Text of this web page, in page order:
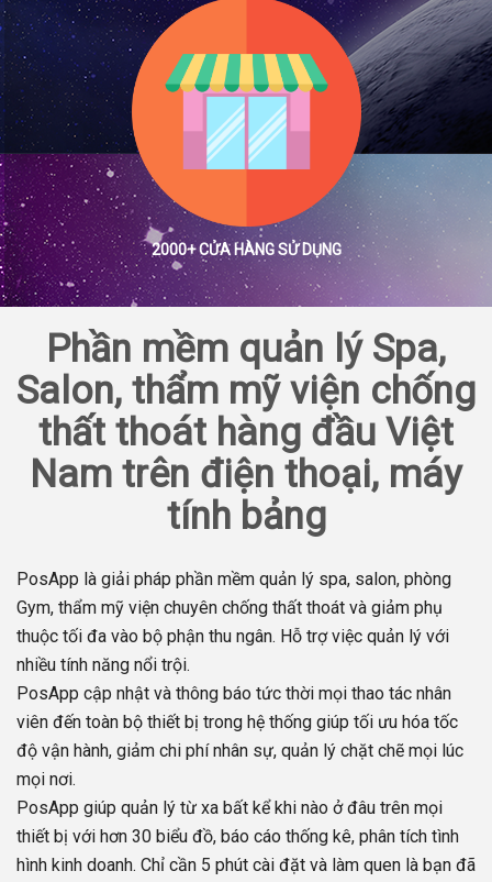
2000+ CỬA HÀNG SỬ DỤNG
Phần mềm quản lý Spa,
Salon, thẩm mỹ viện chống
thất thoát hàng đầu Việt
Nam trên điện thoại, máy
tính bảng
PosApp là giải pháp phần mềm quản lý spa, salon, phòng
Gym, thẩm mỹ viện chuyên chống thất thoát và giảm phụ
thuộc tối đa vào bộ phận thu ngân. Hỗ trợ việc quản lý với
nhiều tính năng nổi trội.
PosApp cập nhật và thông báo tức thời mọi thao tác nhân
viên đến toàn bộ thiết bị trong hệ thống giúp tối ưu hóa tốc
độ vận hành, giảm chi phí nhân sự, quản lý chặt chẽ mọi lúc
mọi nơi.
PosApp giúp quản lý từ xa bất kể khi nào ở đâu trên mọi
thiết bị với hơn 30 biểu đồ, báo cáo thống kê, phân tích tình
hình kinh doanh. Chỉ cần 5 phút cài đặt và làm quen là bạn đã